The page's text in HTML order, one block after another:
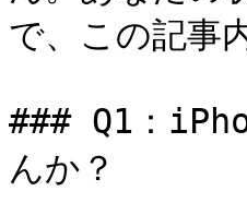
で、この記事
### Q1：
んか？